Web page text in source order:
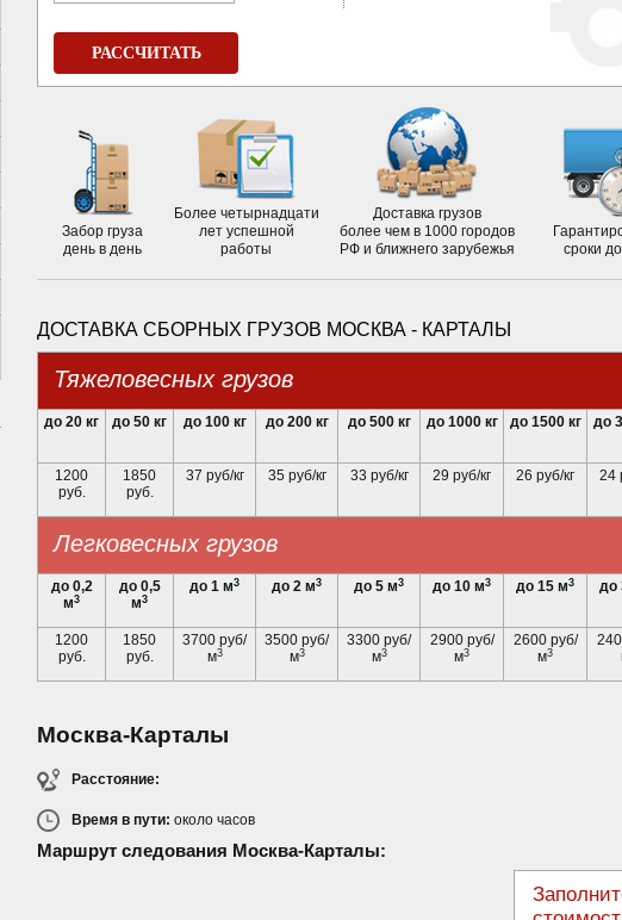
РАССЧИТАТЬ
Забор груза
день в день
Более четырнадцати
лет успешной
работы
Доставка грузов
более чем в 1000 городов
РФ и ближнего зарубежья
сроки
ДОСТАВКА СБОРНЫХ ГРУЗОВ МОСКВА - КАРТАЛЫ
Тяжеловесных грузов
до 20 кг до 50 кг до 100 кг до 200 кг до 500 кг до 1000 кг до 1500 кг до
1200
руб.
1850
руб.
37 руб/кг 35 руб/кг 33 руб/кг 29 руб/кг 26 руб/кг 24
Легковесных грузов
до 0,2
м3
до 0,5
м3
до 1 м3 до 2 м3 до 5 м3 до 10 м3 до 15 м3 до
1200
руб.
1850
руб.
3700 руб/
м3
3500 руб/
м3
3300 руб/
м3
2900 руб/
м3
2600 руб/
м3
Москва-Карталы
Расстояние:
Время в пути: около часов
Маршрут следования Москва-Карталы: